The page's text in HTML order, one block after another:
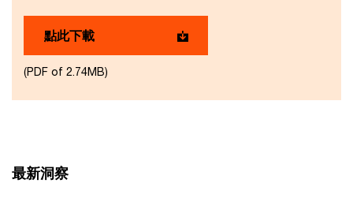
點此下載
(PDF of 2.74MB)
最新洞察